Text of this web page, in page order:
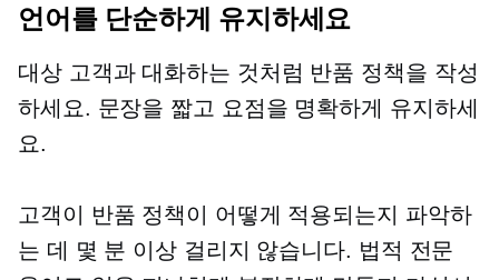
언어를 단순하게 유지하세요
대상 고객과 대화하는 것처럼 반품 정책을 작성
하세요. 문장을 짧고 요점을 명확하게 유지하세
요.
고객이 반품 정책이 어떻게 적용되는지 파악하
는 데 몇 분 이상 걸리지 않습니다. 법적 전문